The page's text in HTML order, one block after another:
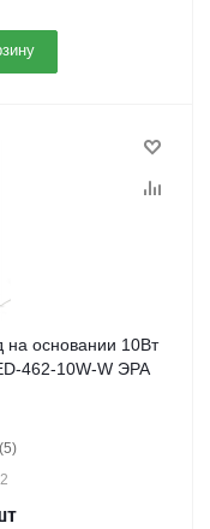
на основании 10Вт
462-10W-W ЭРА